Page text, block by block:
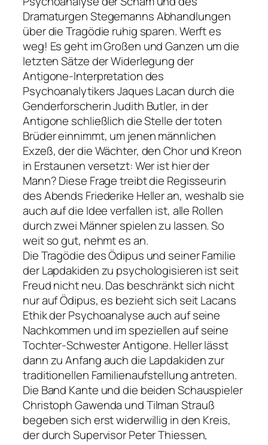
Dramaturgen Stegemanns Abhandlungen
über die Tragödie ruhig sparen. Werft es
weg! Es geht im Großen und Ganzen um die
letzten Sätze der Widerlegung der
Antigone-Interpretation des
Psychoanalytikers Jaques Lacan durch die
Genderforscherin Judith Butler, in der
Antigone schließlich die Stelle der toten
Brüder einnimmt, um jenen männlichen
Exzeß, der die Wächter, den Chor und Kreon
in Erstaunen versetzt: Wer ist hier der
Mann? Diese Frage treibt die Regisseurin
des Abends Friederike Heller an, weshalb sie
auch auf die Idee verfallen ist, alle Rollen
durch zwei Männer spielen zu lassen. So
weit so gut, nehmt es an.
Die Tragödie des Ödipus und seiner Familie
der Lapdakiden zu psychologisieren ist seit
Freud nicht neu. Das beschränkt sich nicht
nur auf Ödipus, es bezieht sich seit Lacans
Ethik der Psychoanalyse auch auf seine
Nachkommen und im speziellen auf seine
Tochter-Schwester Antigone. Heller lässt
dann zu Anfang auch die Lapdakiden zur
traditionellen Familienaufstellung antreten.
Die Band Kante und die beiden Schauspieler
Christoph Gawenda und Tilman Strauß
begeben sich erst widerwillig in den Kreis,
der durch Supervisor Peter Thiessen,